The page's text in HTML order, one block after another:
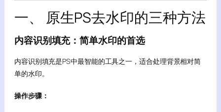
一、 原生PS去水印的三种方法
内容识别填充：简单水印的首选
内容识别填充是PS中最智能的工具之一，适合处理背景相对简
单的水印。
操作步骤：